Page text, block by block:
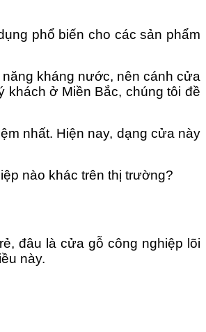
phổ biến cho các sản phẩm
kháng nước, nên cánh cửa
khách ở Miền Bắc, chúng tôi đề
nhất. Hiện nay, dạng cửa này
nào khác trên thị trường?
đâu là cửa gỗ công nghiệp lõi
này.